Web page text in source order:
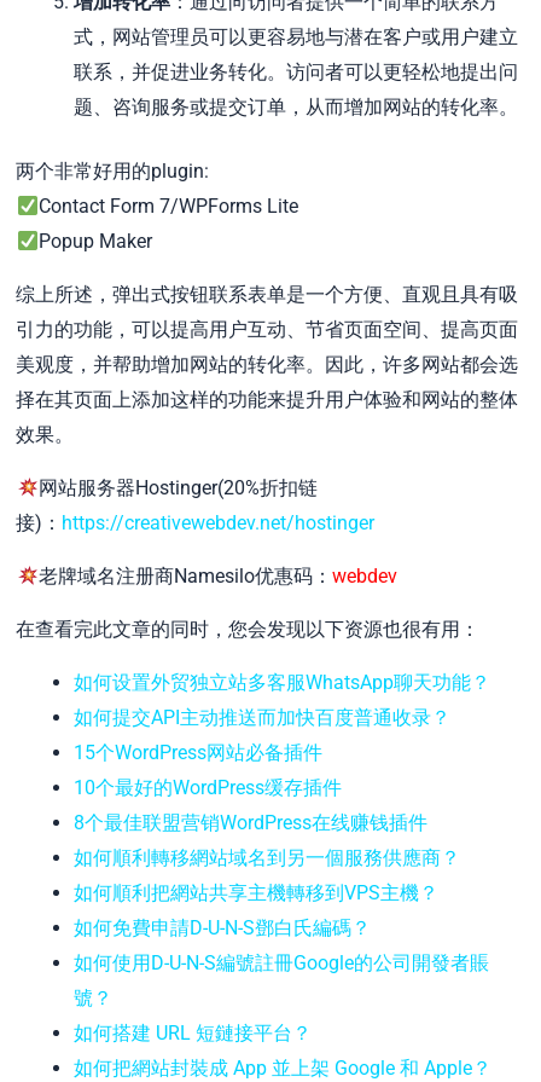
式，网站管理员可以更容易地与潜在客户或用户建立
联系，并促进业务转化。访问者可以更轻松地提出问
题、咨询服务或提交订单，从而增加网站的转化率。
两个非常好用的plugin:
Contact Form 7/WPForms Lite
Popup Maker
综上所述，弹出式按钮联系表单是一个方便、直观且具有吸
引力的功能，可以提高用户互动、节省页面空间、提高页面
美观度，并帮助增加网站的转化率。因此，许多网站都会选
择在其页面上添加这样的功能来提升用户体验和网站的整体
效果。
网站服务器Hostinger(20%折扣链
接)： https://creativewebdev.net/hostinger
老牌域名注册商Namesilo优惠码： webdev
在查看完此文章的同时，您会发现以下资源也很有用：
如何设置外贸独立站多客服WhatsApp聊天功能？
如何提交API主动推送而加快百度普通收录？
15个WordPress网站必备插件
10个最好的WordPress缓存插件
8个最佳联盟营销WordPress在线赚钱插件
如何順利轉移網站域名到另一個服務供應商？
如何順利把網站共享主機轉移到VPS主機？
如何免費申請D-U-N-S鄧白氏編碼？
如何使用D-U-N-S編號註冊Google的公司開發者賬
號？
如何搭建 URL 短鏈接平台？
如何把網站封裝成 App 並上架 Google 和 Apple？